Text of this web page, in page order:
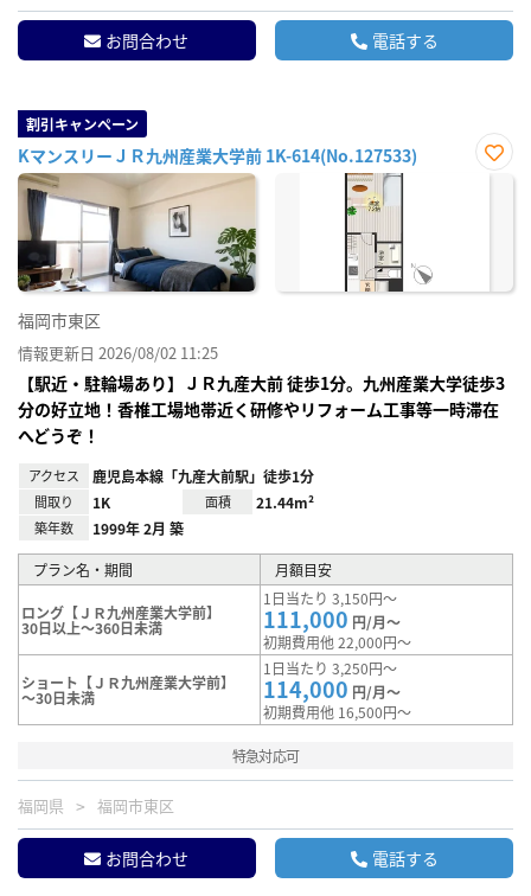
お問合わせ 電話する
割引キャンペーン
KマンスリーＪＲ九州産業大学前 1K-614(No.127533)
お気
福岡市東区
情報更新日 2026/08/02 11:25
【駅近・駐輪場あり】ＪＲ九産大前 徒歩1分。九州産業大学徒歩3
分の好立地！香椎工場地帯近く研修やリフォーム工事等一時滞在
へどうぞ！
アクセス 鹿児島本線「九産大前駅」徒歩1分
間取り 1K 面積 21.44m²
築年数 1999年 2月 築
プラン名・期間 月額目安
ロング【ＪＲ九州産業大学前】
30日以上～360日未満
1日当たり 3,150円～
111,000 円/月～
初期費用他 22,000円～
ショート【ＪＲ九州産業大学前】
～30日未満
1日当たり 3,250円～
114,000 円/月～
初期費用他 16,500円～
特急対応可
福岡県 福岡市東区
お問合わせ 電話する